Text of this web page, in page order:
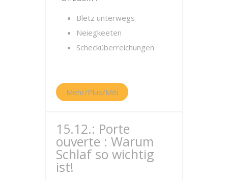
Blëtz unterwegs
Neiegkeeten
Schecküberreichungen
Mehr/Plus/Méi
15.12.: Porte
ouverte : Warum
Schlaf so wichtig
ist!